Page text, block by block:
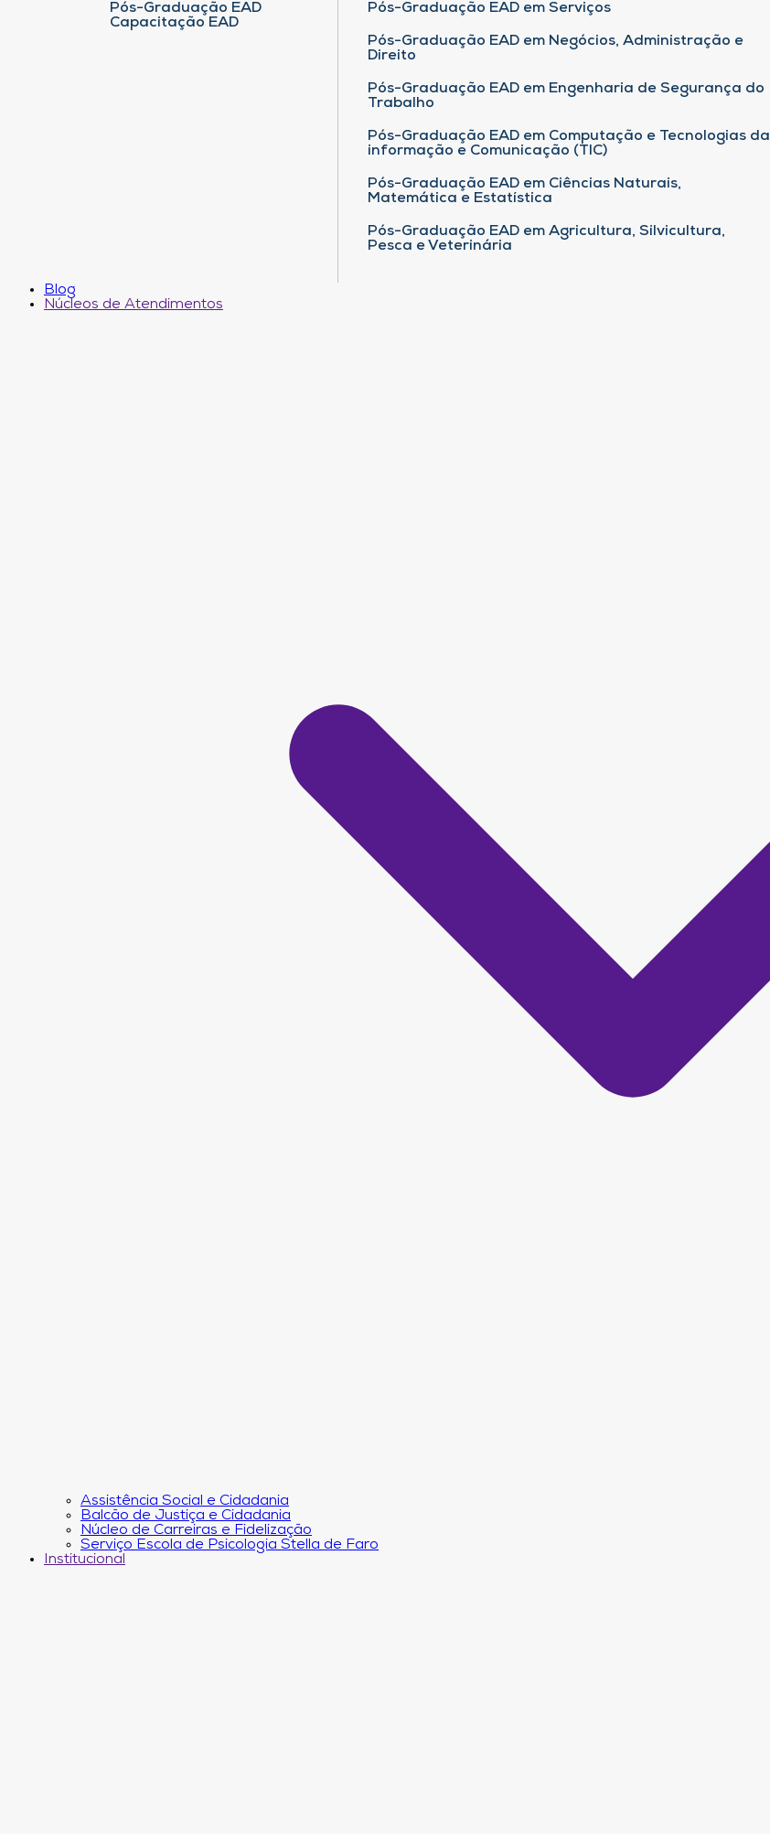
Pós-Graduação EAD
Capacitação EAD
Pós-Graduação EAD em Serviços
Pós-Graduação EAD em Negócios, Administração e
Direito
Pós-Graduação EAD em Engenharia de Segurança do
Trabalho
Pós-Graduação EAD em Computação e Tecnologias da
informação e Comunicação (TIC)
Pós-Graduação EAD em Ciências Naturais,
Matemática e Estatística
Pós-Graduação EAD em Agricultura, Silvicultura,
Pesca e Veterinária
Blog
Núcleos de Atendimentos
Assistência Social e Cidadania
Balcão de Justiça e Cidadania
Núcleo de Carreiras e Fidelização
Serviço Escola de Psicologia Stella de Faro
Institucional